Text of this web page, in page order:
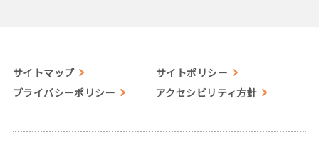
サイトマップ
サイトポリシー
プライバシーポリシー
アクセシビリティ方針